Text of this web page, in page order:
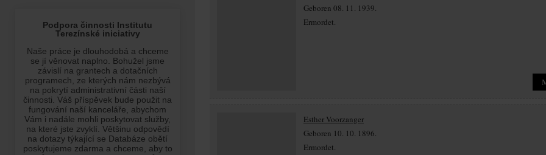
Geboren 08. 11. 1939.
Ermordet.
Esther Voorzanger
Geboren 10. 10. 1896.
Ermordet.